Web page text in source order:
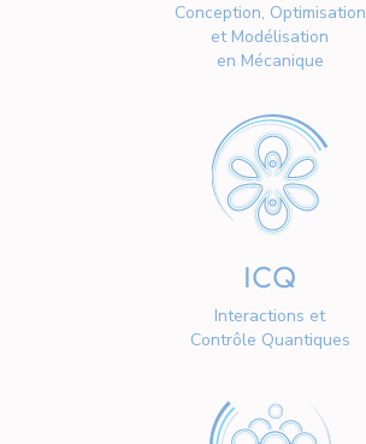
Conception, Optimisation
et Modélisation
en Mécanique
ICQ
Interactions et
Contrôle Quantiques